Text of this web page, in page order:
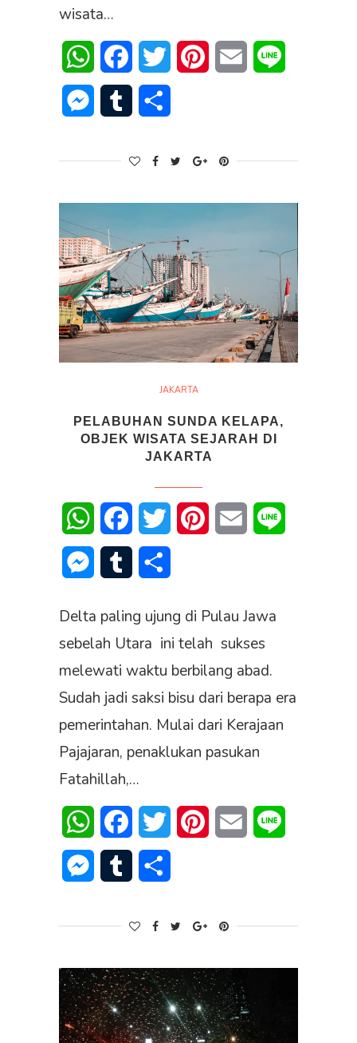
wisata…
WhatsAppFacebookTwitter PinterestEmail
Messenger
Tumblr
JAKARTA
PELABUHAN SUNDA KELAPA,
OBJEK WISATA SEJARAH DI
JAKARTA
WhatsAppFacebookTwitter PinterestEmail
Messenger
Tumblr
Delta paling ujung di Pulau Jawa
sebelah Utara ini telah sukses
melewati waktu berbilang abad.
Sudah jadi saksi bisu dari berapa era
pemerintahan. Mulai dari Kerajaan
Pajajaran, penaklukan pasukan
Fatahillah,…
WhatsAppFacebookTwitter PinterestEmail
Messenger
Tumblr